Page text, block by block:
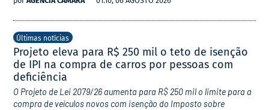
Últimas notícias
Projeto eleva para R$ 250 mil o teto de isenção
de IPI na compra de carros por pessoas com
deficiência
O Projeto de Lei 2079/26 aumenta para R$ 250 mil o limite para a
compra de veículos novos com isenção do Imposto sobre